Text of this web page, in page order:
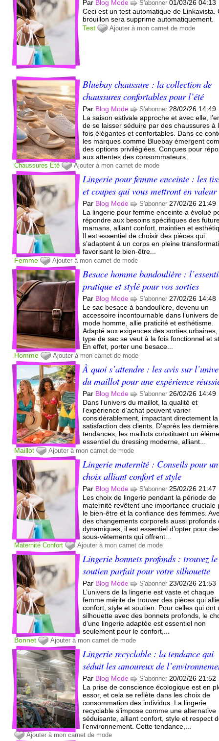
Par Blog Mode S'abonner 01/03/26 04:13
Ceci est un test automatique de Linkavista.
brouillon sera supprime automatiquement.
Test
Ajouter à mon carnet de mode
Bluebay chaussure : la collection de
chaussures confortables pour l’été
Par Blog Mode S'abonner 28/02/26 14:49
La saison estivale approche et avec elle,
de se laisser séduire par des chaussures à
fois élégantes et confortables. Dans ce
les marques comme Bluebay émergent
des options privilégiées. Conçues pour
aux attentes des consommateurs...
Chaussures Été Ajouter à mon carnet de mode
Lingerie pour femme enceinte : les
et coupes qui vous mettront en valeur
Par Blog Mode S'abonner 27/02/26 21:49
La lingerie pour femme enceinte a évolué
répondre aux besoins spécifiques des
mamans, alliant confort, maintien et
Il est essentiel de choisir des pièces qui
s’adaptent à un corps en pleine
favorisant le bien-être...
Femme
Ajouter à mon carnet de mode
Besace homme bandoulière :
pratique et stylé pour vos sorties
Par Blog Mode S'abonner 27/02/26 14:48
Le sac besace à bandoulière, devenu un
accessoire incontournable dans l’univers
mode homme, allie praticité et esthétisme.
Adapté aux exigences des sorties
type de sac se veut à la fois fonctionnel et
En effet, porter une besace...
Homme
Ajouter à mon carnet de mode
À quoi s’attendre : les avis sur
du maillot pour une expérience
Par Blog Mode S'abonner 26/02/26 14:49
Dans l’univers du maillot, la qualité et
l’expérience d’achat peuvent varier
considérablement, impactant directement la
satisfaction des clients. D’après les
tendances, les maillots constituent un
essentiel du dressing moderne, alliant...
Maillot
Ajouter à mon carnet de mode
Lingerie maternité : Conseils pour un
choix alliant confort et style
Par Blog Mode S'abonner 25/02/26 21:47
Les choix de lingerie pendant la période de
maternité revêtent une importance cruciale
le bien-être et la confiance des femmes.
des changements corporels aussi profonds
dynamiques, il est essentiel d’opter pour
sous-vêtements qui offrent...
Maternité Confort Ajouter à mon carnet de mode
Lingerie bonnets profonds : trouvez le
soutien parfait pour votre silhouette
Par Blog Mode S'abonner 23/02/26 21:53
L’univers de la lingerie est vaste et chaque
femme mérite de trouver des pièces qui
confort, style et soutien. Pour celles qui ont
silhouette avec des bonnets profonds, le
d’une lingerie adaptée est essentiel non
seulement pour le confort,...
Bonnet
Ajouter à mon carnet de mode
Lingerie recyclable : la tendance qui
séduit les amoureux de
Par Blog Mode S'abonner 20/02/26 21:52
La prise de conscience écologique est en
essor, et cela se reflète dans les choix de
consommation des individus. La lingerie
recyclable s’impose comme une alternative
séduisante, alliant confort, style et respect
l’environnement. Cette tendance,...
Ajouter à mon carnet de mode